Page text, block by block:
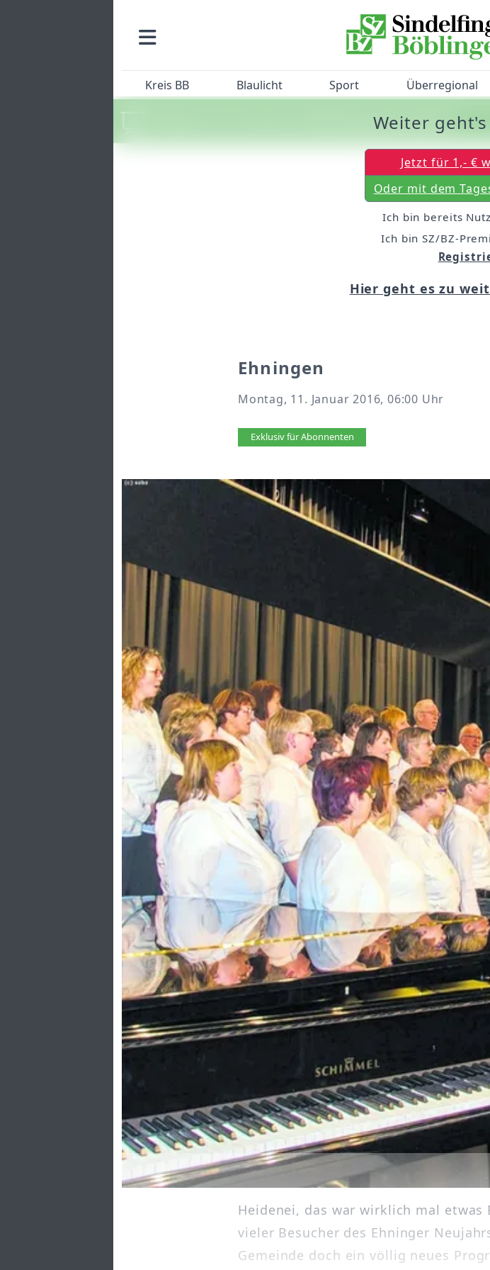
Kreis BB Blaulicht Sport Überregional
Machen Sie mit beim SZ/BZ-Bürgerbarometer!
Ehningen
Montag, 11. Januar 2016, 06:00 Uhr
Artikel vorlesen
Exklusiv für Abonnenten
Heidenei, das war wirklich mal etwas
vieler Besucher des Ehninger
Gemeinde doch ein völlig neues
Weiter
Jetzt für 1,- €
Oder mit dem
Ich bin bereits
Ich bin SZ/BZ-
Hier geht es zu